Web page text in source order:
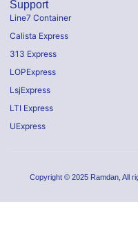
Support
Line7 Container
Calista Express
313 Express
LOPExpress
LsjExpress
LTI Express
UExpress
Copyright © 2025 Ramdan, All